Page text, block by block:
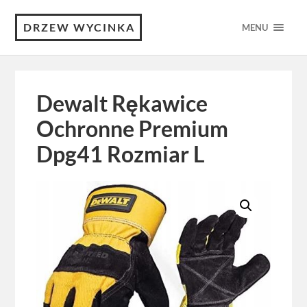
DRZEW WYCINKA MENU
Dewalt Rękawice
Ochronne Premium
Dpg41 Rozmiar L